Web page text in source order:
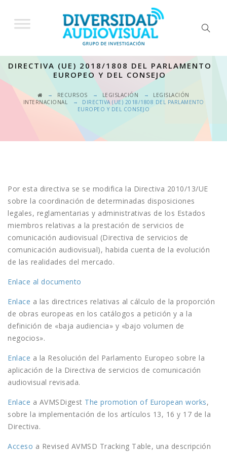
DIRECTIVA (UE) 2018/1808 DEL PARLAMENTO
EUROPEO Y DEL CONSEJO
→ RECURSOS → LEGISLACIÓN →
LEGISLACIÓN
INTERNACIONAL →
DIRECTIVA (UE) 2018/1808 DEL PARLAMENTO
EUROPEO Y DEL CONSEJO
Por esta directiva se se modifica la Directiva 2010/13/UE
sobre la coordinación de determinadas disposiciones
legales, reglamentarias y administrativas de los Estados
miembros relativas a la prestación de servicios de
comunicación audiovisual (Directiva de servicios de
comunicación audiovisual), habida cuenta de la evolución
de las realidades del mercado.
Enlace al documento
Enlace a las directrices relativas al cálculo de la proporción
de obras europeas en los catálogos a petición y a la
definición de «baja audiencia» y «bajo volumen de
negocios».
Enlace a la Resolución del Parlamento Europeo sobre la
aplicación de la Directiva de servicios de comunicación
audiovisual revisada.
Enlace a AVMSDigest The promotion of European works,
sobre la implementación de los artículos 13, 16 y 17 de la
Directiva.
Acceso a Revised AVMSD Tracking Table, una descripción